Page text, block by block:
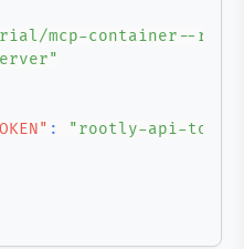
mcp-container--
:
"rootly-api-